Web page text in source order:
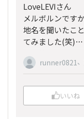
LoveLEVIさん
メルボルンですか
地名を聞いたこ
てみました(笑)
歴史的な建物が
な都市ですね！
それにNIKEがス
しょ(笑)
ちょっと候補に
runner0821 、
いいね